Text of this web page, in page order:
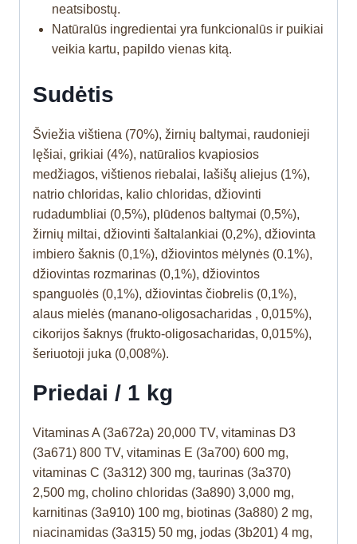
neatsibostų.
Natūralūs ingredientai yra funkcionalūs ir puikiai
veikia kartu, papildo vienas kitą.
Sudėtis
Šviežia vištiena (70%), žirnių baltymai, raudonieji
lęšiai, grikiai (4%), natūralios kvapiosios
medžiagos, vištienos riebalai, lašišų aliejus (1%),
natrio chloridas, kalio chloridas, džiovinti
rudadumbliai (0,5%), plūdenos baltymai (0,5%),
žirnių miltai, džiovinti šaltalankiai (0,2%), džiovinta
imbiero šaknis (0,1%), džiovintos mėlynės (0.1%),
džiovintas rozmarinas (0,1%), džiovintos
spanguolės (0,1%), džiovintas čiobrelis (0,1%),
alaus mielės (manano-oligosacharidas , 0,015%),
cikorijos šaknys (frukto-oligosacharidas, 0,015%),
šeriuotoji juka (0,008%).
Priedai / 1 kg
Vitaminas A (3a672a) 20,000 TV, vitaminas D3
(3a671) 800 TV, vitaminas E (3a700) 600 mg,
vitaminas C (3a312) 300 mg, taurinas (3a370)
2,500 mg, cholino chloridas (3a890) 3,000 mg,
karnitinas (3a910) 100 mg, biotinas (3a880) 2 mg,
niacinamidas (3a315) 50 mg, jodas (3b201) 4 mg,